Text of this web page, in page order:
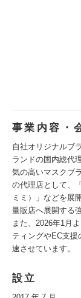
事業内容・
自社オリジナルブ
ランドの国内総代
気の高いマスクブ
の代理店として、
ミミ）」などを展
量販店へ展開する
また、2026年1月
ティングやEC支
速させています。
設立